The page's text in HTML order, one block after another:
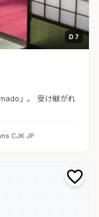
D 7
」。 受け継がれ
CJK JP